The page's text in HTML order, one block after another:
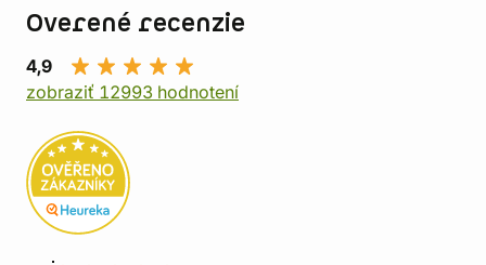
Overené recenzie
4,9
zobraziť 12993 hodnotení